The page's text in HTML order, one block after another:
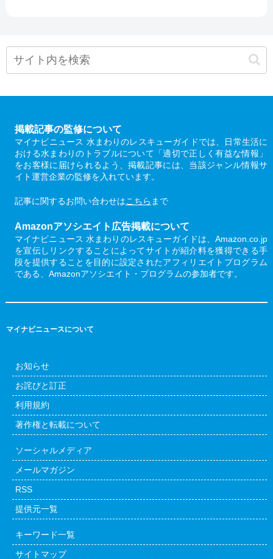
掲載記事の監修について
マイナビニュース 水まわりのレスキューガイドでは、日常生活に
おける水まわりのトラブルについて「適切で正しく有益な情報」
をお客様に届けられるよう、掲載記事には、当該ジャンル情報サ
イト運営企業の監修を入れています。
記事に関するお問い合わせはこちら まで
Amazonアソシエイト広告掲載について
マイナビニュース 水まわりのレスキューガイドは、Amazon.co.jp
を宣伝しリンクすることによってサイトが紹介料を獲得できる手
段を提供することを目的に設定されたアフィリエイトプログラム
である、Amazonアソシエイト・プログラムの参加者です。
マイナビニュースについて
お知らせ
お詫びと訂正
利用規約
著作権と転載について
ソーシャルメディア
メールマガジン
RSS
提供元一覧
キーワード一覧
サイトマップ